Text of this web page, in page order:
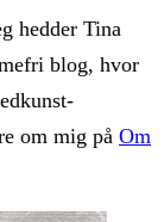
hedder Tina
blog, hvor
om mig på Om